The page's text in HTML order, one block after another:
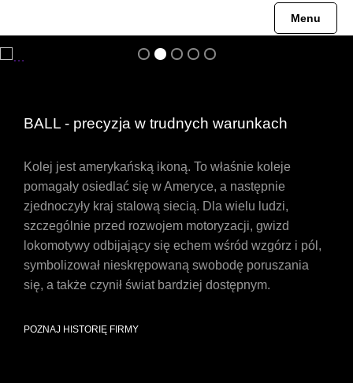
Menu
BALL - precyzja w trudnych warunkach
Kolej jest amerykańską ikoną. To właśnie koleje
pomagały osiedlać się w Ameryce, a następnie
zjednoczyły kraj stalową siecią. Dla wielu ludzi,
szczególnie przed rozwojem motoryzacji, gwizd
lokomotywy odbijający się echem wśród wzgórz i pól,
symbolizował nieskrępowaną swobodę poruszania
się, a także czynił świat bardziej dostępnym.
POZNAJ HISTORIĘ FIRMY
Engineer Hydrocarbon
Engineer M
Engineer Master II
Fireman
Pre-order
Engineer II
Engineer Master II
Engineer III
HISTORIA
Mechanizmy